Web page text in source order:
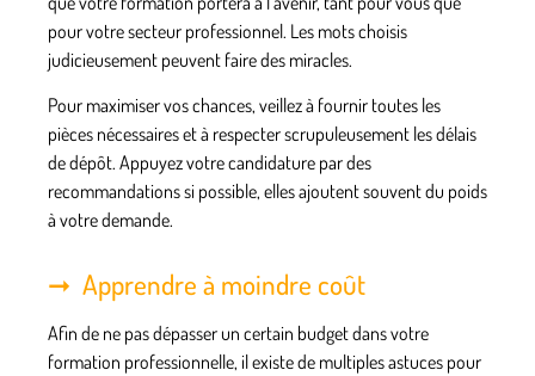
pour votresecteur professionnel. Les mots choisis
judicieusement peuvent faire des miracles.
Pour maximiser vos chances, veillez à fournir toutes les
pièces nécessaires et à respecter scrupuleusement les délais
de dépôt. Appuyez votre candidature par des
recommandations si possible, elles ajoutent souvent du poids
à votre demande.
Apprendre à moindre coût
Afin de ne pas dépasser un certain budget dans votre
formation professionnelle, il existe de multiples astuces pour